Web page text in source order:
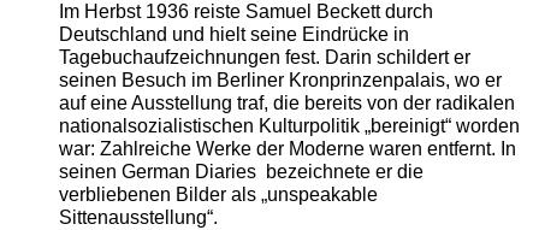
Im Herbst 1936 reiste Samuel Beckett durch
Deutschland und hielt seine Eindrücke in
Tagebuchaufzeichnungen fest. Darin schildert er
seinen Besuch im Berliner Kronprinzenpalais, wo er
auf eine Ausstellung traf, die bereits von der radikalen
nationalsozialistischen Kulturpolitik „bereinigt“ worden
war: Zahlreiche Werke der Moderne waren entfernt. In
seinen German Diaries bezeichnete er die
verbliebenen Bilder als „unspeakable
Sittenausstellung“.